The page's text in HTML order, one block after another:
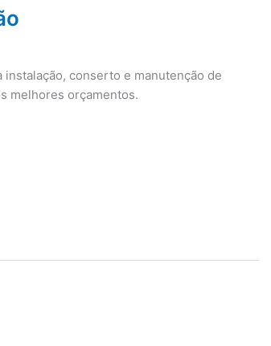
conserto e manutenção de
melhores orçamentos.